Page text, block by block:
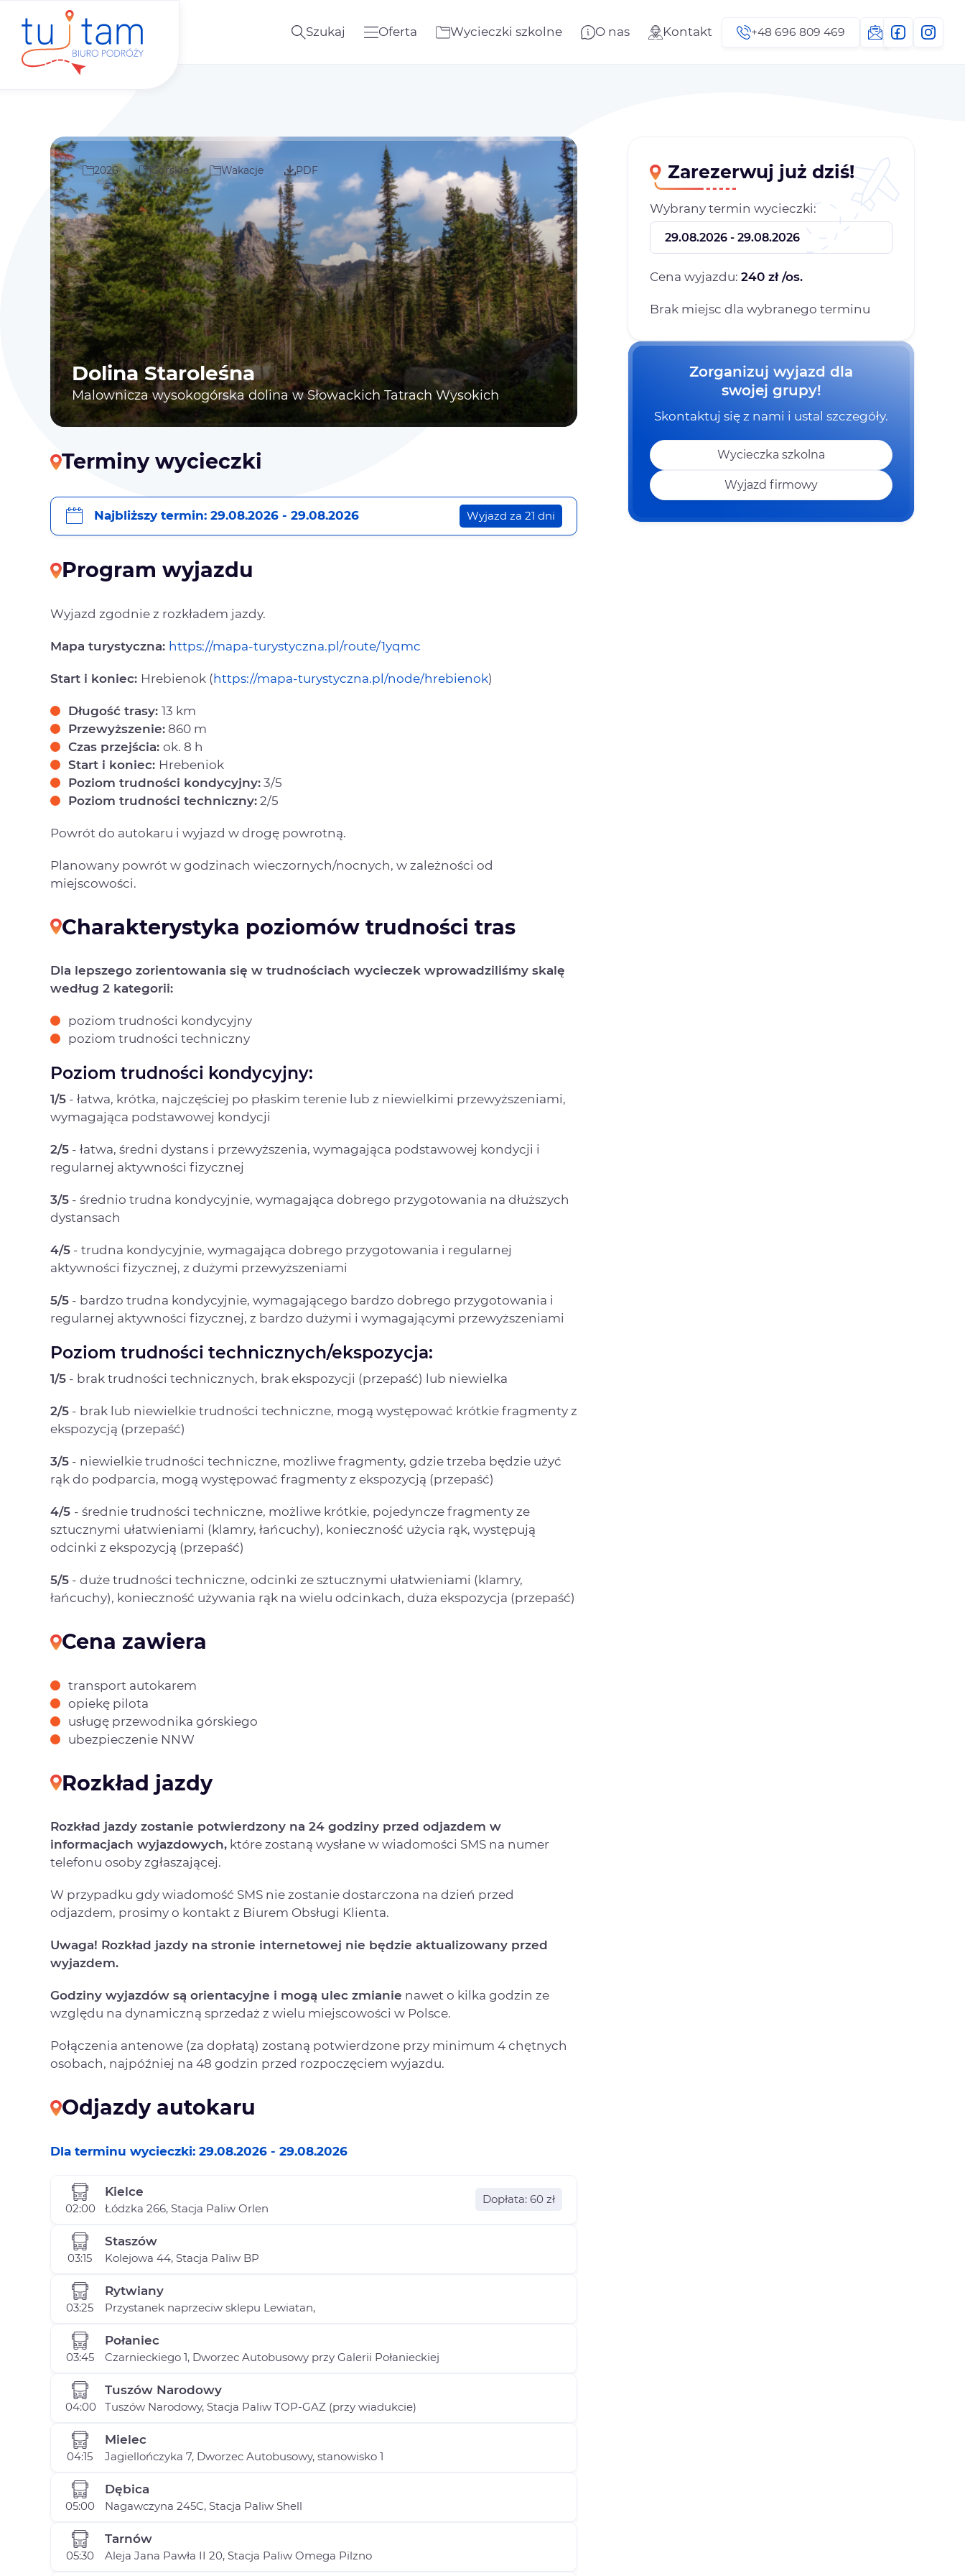
Szukaj Oferta Wycieczki szkolne O nas Kontakt +48 696 809 469
Dolina Staroleśna
Malownicza wysokogórska dolina w Słowackich Tatrach Wysokich
2026 Górskie Wakacje PDF
Terminy wycieczki
Najbliższy termin: 29.08.2026 - 29.08.2026 Wyjazd za 21 dni
Program wyjazdu
Wyjazd zgodnie z rozkładem jazdy.
Mapa turystyczna: https://mapa-turystyczna.pl/route/1yqmc
Start i koniec: Hrebienok (https://mapa-turystyczna.pl/node/hrebienok)
Długość trasy: 13 km
Przewyższenie: 860 m
Czas przejścia: ok. 8 h
Start i koniec: Hrebeniok
Poziom trudności kondycyjny: 3/5
Poziom trudności techniczny: 2/5
Powrót do autokaru i wyjazd w drogę powrotną.
Planowany powrót w godzinach wieczornych/nocnych, w zależności od
miejscowości.
Charakterystyka poziomów trudności tras
Dla lepszego zorientowania się w trudnościach wycieczek wprowadziliśmy skalę
według 2 kategorii:
poziom trudności kondycyjny
poziom trudności techniczny
Poziom trudności kondycyjny:
1/5 - łatwa, krótka, najczęściej po płaskim terenie lub z niewielkimi przewyższeniami,
wymagająca podstawowej kondycji
2/5 - łatwa, średni dystans i przewyższenia, wymagająca podstawowej kondycji i
regularnej aktywności fizycznej
3/5 - średnio trudna kondycyjnie, wymagająca dobrego przygotowania na dłuższych
dystansach
4/5 - trudna kondycyjnie, wymagająca dobrego przygotowania i regularnej
aktywności fizycznej, z dużymi przewyższeniami
5/5 - bardzo trudna kondycyjnie, wymagającego bardzo dobrego przygotowania i
regularnej aktywności fizycznej, z bardzo dużymi i wymagającymi przewyższeniami
Poziom trudności technicznych/ekspozycja:
1/5 - brak trudności technicznych, brak ekspozycji (przepaść) lub niewielka
2/5 - brak lub niewielkie trudności techniczne, mogą występować krótkie fragmenty z
ekspozycją (przepaść)
3/5 - niewielkie trudności techniczne, możliwe fragmenty, gdzie trzeba będzie użyć
rąk do podparcia, mogą występować fragmenty z ekspozycją (przepaść)
4/5 - średnie trudności techniczne, możliwe krótkie, pojedyncze fragmenty ze
sztucznymi ułatwieniami (klamry, łańcuchy), konieczność użycia rąk, występują
odcinki z ekspozycją (przepaść)
5/5 - duże trudności techniczne, odcinki ze sztucznymi ułatwieniami (klamry,
łańcuchy), konieczność używania rąk na wielu odcinkach, duża ekspozycja (przepaść)
Cena zawiera
transport autokarem
opiekę pilota
usługę przewodnika górskiego
ubezpieczenie NNW
Rozkład jazdy
Rozkład jazdy zostanie potwierdzony na 24 godziny przed odjazdem w
informacjach wyjazdowych, które zostaną wysłane w wiadomości SMS na numer
telefonu osoby zgłaszającej.
W przypadku gdy wiadomość SMS nie zostanie dostarczona na dzień przed
odjazdem, prosimy o kontakt z Biurem Obsługi Klienta.
Uwaga! Rozkład jazdy na stronie internetowej nie będzie aktualizowany przed
wyjazdem.
Godziny wyjazdów są orientacyjne i mogą ulec zmianie nawet o kilka godzin ze
względu na dynamiczną sprzedaż z wielu miejscowości w Polsce.
Połączenia antenowe (za dopłatą) zostaną potwierdzone przy minimum 4 chętnych
osobach, najpóźniej na 48 godzin przed rozpoczęciem wyjazdu.
Odjazdy autokaru
Dla terminu wycieczki: 29.08.2026 - 29.08.2026
02:00
Kielce
Łódzka 266, Stacja Paliw Orlen
Dopłata: 60 zł
03:15
Staszów
Kolejowa 44, Stacja Paliw BP
03:25
Rytwiany
Przystanek naprzeciw sklepu Lewiatan,
03:45
Połaniec
Czarnieckiego 1, Dworzec Autobusowy przy Galerii Połanieckiej
04:00
Tuszów Narodowy
Tuszów Narodowy, Stacja Paliw TOP-GAZ (przy wiadukcie)
04:15
Mielec
Jagiellończyka 7, Dworzec Autobusowy, stanowisko 1
05:00
Dębica
Nagawczyna 245C, Stacja Paliw Shell
05:30
Tarnów
Aleja Jana Pawła II 20, Stacja Paliw Omega Pilzno
Zarezerwuj już dziś!
Wybrany termin wycieczki:
Cena wyjazdu: 240 zł /os.
Brak miejsc dla wybranego terminu
Zorganizuj wyjazd dla
swojej grupy!
Skontaktuj się z nami i ustal szczegóły.
Wycieczka szkolna
Wyjazd firmowy